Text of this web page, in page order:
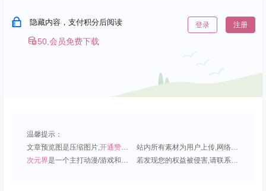
隐藏内容，支付积分后阅读
50,会员免费下载
登录 注册
温馨提示：
文章预览图是压缩图片,开通赞助会员 可免费下载超清原图;
站内所有素材为用户上传,网络分享或原创,请勿用于商业用途;
次元界是一个主打动漫/游戏和虚拟偶像角色的插画壁纸平台; 若发现您的权益被侵害,请联系QQ1815919191,我们尽快处理.